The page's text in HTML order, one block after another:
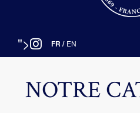
"> FR / EN
NOTRE